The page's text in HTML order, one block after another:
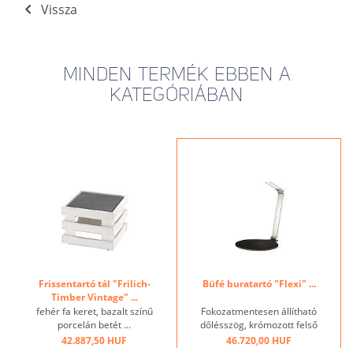
Vissza
MINDEN TERMÉK EBBEN A
KATEGÓRIÁBAN
Frissentartó tál "Frilich-
Timber Vintage" ...
fehér fa keret, bazalt színű
porcelán betét ...
42.887,50 HUF
Büfé buratartó "Flexi" ...
Fokozatmentesen állítható
dőlésszög, krómozott felső
rész ...
46.720,00 HUF